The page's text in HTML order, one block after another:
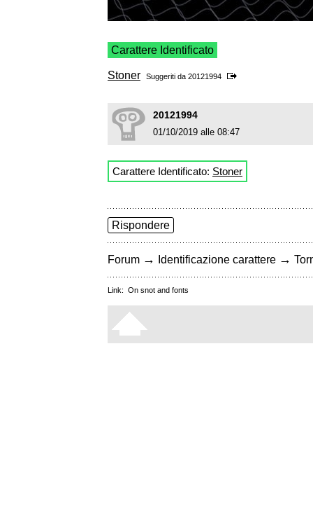
Carattere Identificato
Stoner Suggeriti da 20121994
20121994
01/10/2019 alle 08:47
Carattere Identificato: Stoner
Rispondere
Forum → Identificazione carattere →
Link: On snot and fonts